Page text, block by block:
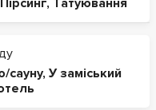
сауну, У заміський